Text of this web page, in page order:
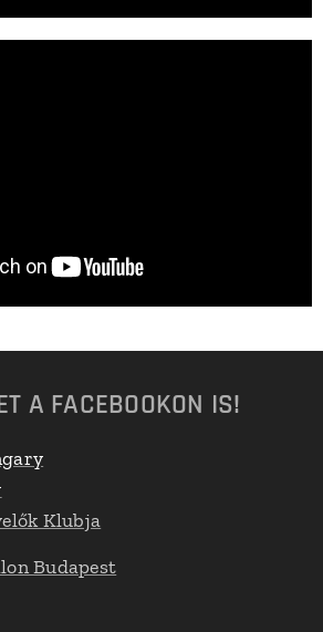
A FACEBOOKON IS!
Klubja
Budapest